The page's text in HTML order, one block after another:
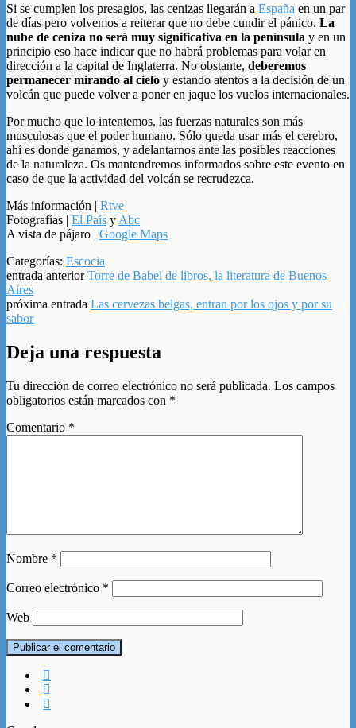
Si se cumplen los presagios, las cenizas llegarán a España en un par
de días pero volvemos a reiterar que no debe cundir el pánico. La
nube de ceniza no será muy significativa en la península y en un
principio eso hace indicar que no habrá problemas para volar en
dirección a la capital de Inglaterra. No obstante, deberemos
permanecer mirando al cielo y estando atentos a la decisión de un
volcán que puede volver a poner en jaque los vuelos internacionales.
Por mucho que lo intentemos, las fuerzas naturales son más
musculosas que el poder humano. Sólo queda usar más el cerebro,
ahí es donde ganamos, y adelantarnos ante las posibles reacciones
de la naturaleza. Os mantendremos informados sobre este evento en
caso de que la actividad del volcán se recrudezca.
Más información | Rtve
Fotografías | El País y Abc
A vista de pájaro | Google Maps
Categorías: Escocia
entrada anteriorTorre de Babel de libros, la literatura de Buenos
Aires
próxima entrada Las cervezas belgas, entran por los ojos y por su
sabor
Deja una respuesta
Tu dirección de correo electrónico no será publicada. Los campos
obligatorios están marcados con *
Comentario *
Nombre *
Correo electrónico *
Web